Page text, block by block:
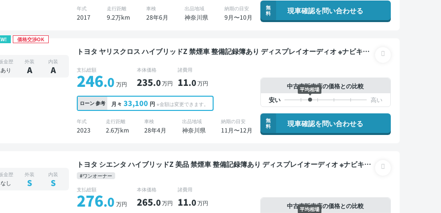
年式
2017
走行距離
9.2万km
車検
28年6月
出品地域
神奈川県
納期の目安
9月〜10月
無
料
現車確認を問い合わせる
価格交渉OK
トヨタ ヤリスクロス ハイブリッドZ 禁煙車 整備記録簿あり ディスプレイオーディオ ※ナビキッ
レコーダー 衝突軽減
金歴
あり
外装
A
内装
A 支払総額
246.0 万円
本体価格
235.0万円
諸費用
11.0万円
ローン参考 月々 33,100 円 ※金額は変更できます。
年式
2023
走行距離
2.6万km
車検
28年4月
出品地域
神奈川県
納期の目安
11月〜12月
中古車販売店の価格との比較
平均相場
無
料
現車確認を問い合わせる
トヨタ シエンタ ハイブリッドZ 美品 禁煙車 整備記録簿あり ディスプレイオーディオ ※ナビキッ
トあり オートクルーズ 全方位カメラ 衝突軽減 両側電動スライドドア 7人乗り
#ワンオーナー
金歴
なし
外装
S
内装
S
支払総額
276.0 万円
本体価格
265.0万円
諸費用
11.0万円 中古車販売店の価格との比較
平均相場